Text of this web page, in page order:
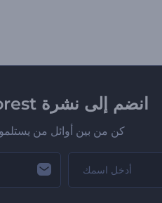
انضم إلى نشرة Renderforest الإخبارية
كن من بين أوائل من